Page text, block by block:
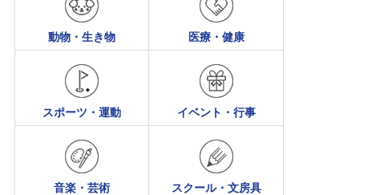
動物・生き物 医療・健康
スポーツ・運動 イベント・行事
音楽・芸術 スクール・文房具